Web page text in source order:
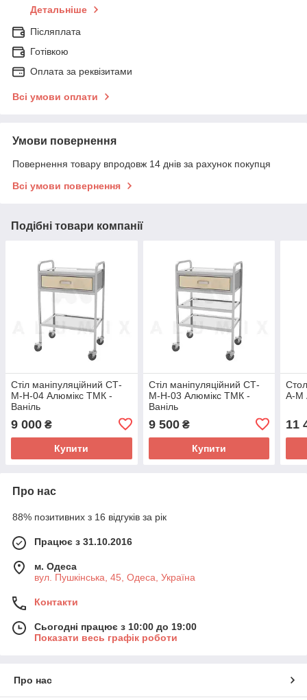
Детальніше
Післяплата
Готівкою
Оплата за реквізитами
Всі умови оплати
Умови повернення
Повернення товару впродовж 14 днів за рахунок покупця
Всі умови повернення
Подібні товари компанії
Стіл маніпуляційний СТ-
М-Н-04 Алюмікс ТМК -
Ваніль
9 000 ₴
Купити
Стіл маніпуляційний СТ-
М-Н-03 Алюмікс ТМК -
Ваніль
9 500₴
Купити
А-М
11
Про нас
88% позитивних з 16 відгуків за рік
Працює з 31.10.2016
м. Одеса
вул. Пушкінська, 45, Одеса, Україна
Контакти
Сьогодні працює з 10:00 до 19:00
Показати весь графік роботи
Про нас